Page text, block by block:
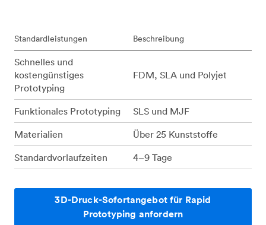
Standardleistungen Beschreibung
Schnelles und
kostengünstiges
Prototyping
FDM, SLA und Polyjet
Funktionales Prototyping
SLS und MJF
Materialien
Über 25 Kunststoffe
Standardvorlaufzeiten
4–9 Tage
3D-Druck-Sofortangebot für Rapid
Prototyping anfordern